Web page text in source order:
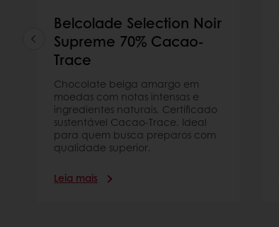
Belcolade Selection Noir
Supreme 70% Cacao-
Trace
Chocolate belga amargo em
moedas com notas intensas e
ingredientes naturais. Certificado
sustentável Cacao-Trace. Ideal
para quem busca preparos com
qualidade superior.
Leia mais